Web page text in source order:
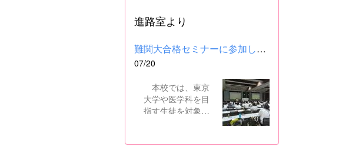
委員会webサイト 高校入試に関
するページはこちら
進路室より
難関大合格セミナーに参加しました
07/20
本校では、東京
大学や医学科を目
指す生徒を対象
格セミナーを行っ